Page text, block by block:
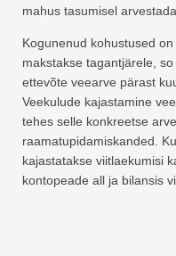
mahus tasumisel
Kogunenud kohustused
makstakse tagantjärele,
ettevõte veearve pärast
Veekulude kajastamine
tehes selle konkreetse
raamatupidamiskanded.
kajastatakse viitlaekumisi
kontopeade all ja bilansis